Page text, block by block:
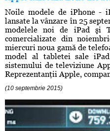
Noile modele de iPhone -
lansate la vânzare în 25
modelele noi de iPad şi
comercializate din
miercuri noua gamă de
model al tabletei sale
sistemului de televiziune
Reprezentanţii Apple,
(10 septembrie 2015)